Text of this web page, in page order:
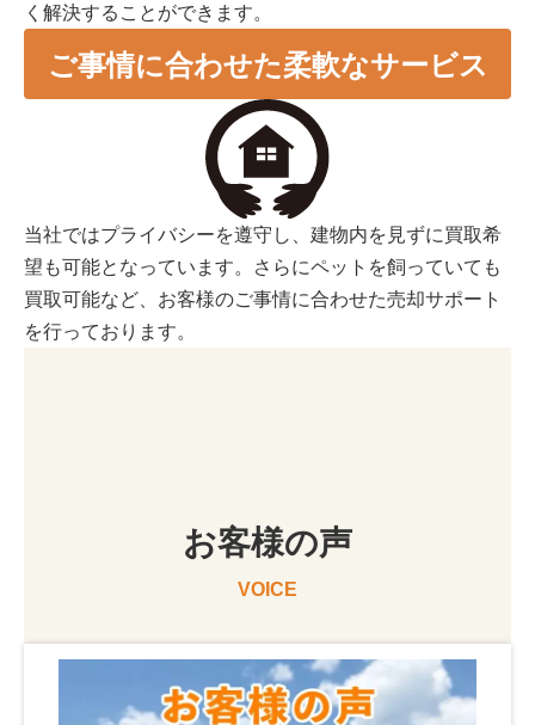
く解決することができます。
ご事情に合わせた柔軟なサービス
当社ではプライバシーを遵守し、建物内を見ずに買取希
望も可能となっています。さらにペットを飼っていても
買取可能など、お客様のご事情に合わせた売却サポート
を行っております。
お客様の声
VOICE